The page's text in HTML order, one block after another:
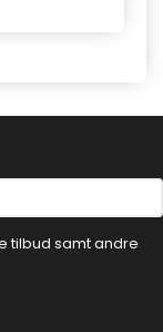
tilbud samt andre